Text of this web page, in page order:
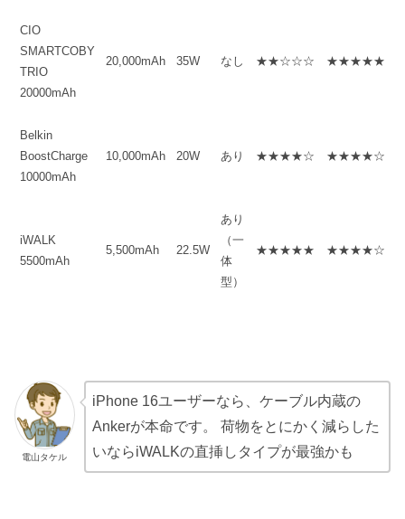
CIO
SMARTCOBY
TRIO
20000mAh
20,000mAh 35W なし ★★☆☆☆ ★★★★★
Belkin
BoostCharge
10000mAh
10,000mAh 20W あり ★★★★☆ ★★★★☆
iWALK
5500mAh
5,500mAh 22.5W
あり
（一
体
型）
★★★★★ ★★★★☆
電山タケル
iPhone 16ユーザーなら、ケーブル内蔵の
Ankerが本命です。 荷物をとにかく減らした
いならiWALKの直挿しタイプが最強かも